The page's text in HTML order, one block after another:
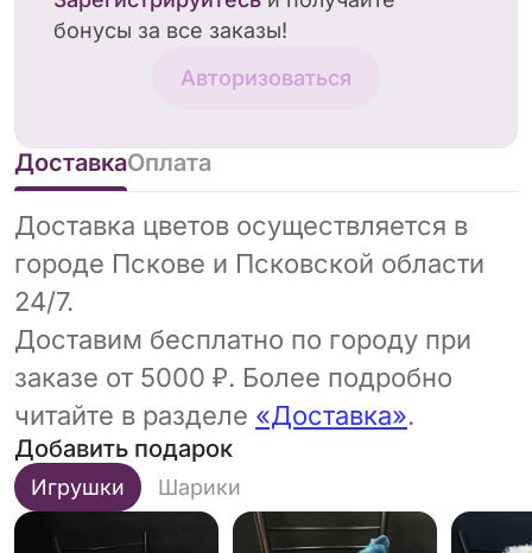
бонусы за все заказы!
Авторизоваться
ДоставкаОплата
Доставка цветов осуществляется в
городе Пскове и Псковской области
24/7.
Доставим бесплатно по городу при
заказе от 5000 ₽. Более подробно
читайте в разделе «Доставка».
Добавить подарок
Игрушки Шарики